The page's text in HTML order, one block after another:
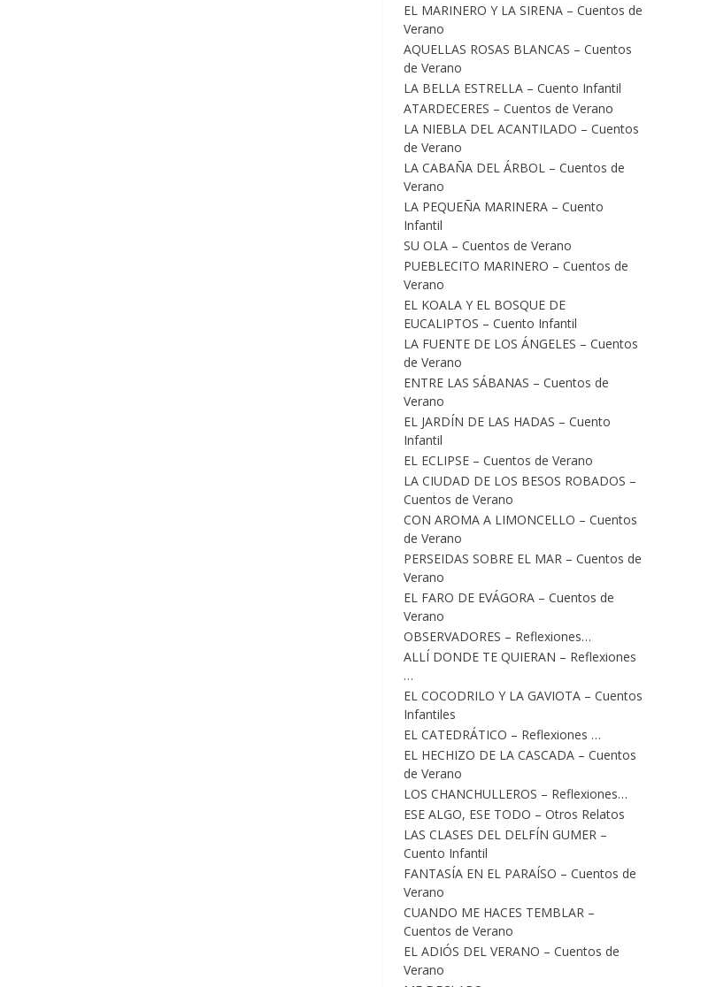
EL MARINERO Y LA SIRENA – Cuentos de
Verano
AQUELLAS ROSAS BLANCAS – Cuentos
de Verano
LA BELLA ESTRELLA – Cuento Infantil
ATARDECERES – Cuentos de Verano
LA NIEBLA DEL ACANTILADO – Cuentos
de Verano
LA CABAÑA DEL ÁRBOL – Cuentos de
Verano
LA PEQUEÑA MARINERA – Cuento
Infantil
SU OLA – Cuentos de Verano
PUEBLECITO MARINERO – Cuentos de
Verano
EL KOALA Y EL BOSQUE DE
EUCALIPTOS – Cuento Infantil
LA FUENTE DE LOS ÁNGELES – Cuentos
de Verano
ENTRE LAS SÁBANAS – Cuentos de
Verano
EL JARDÍN DE LAS HADAS – Cuento
Infantil
EL ECLIPSE – Cuentos de Verano
LA CIUDAD DE LOS BESOS ROBADOS –
Cuentos de Verano
CON AROMA A LIMONCELLO – Cuentos
de Verano
PERSEIDAS SOBRE EL MAR – Cuentos de
Verano
EL FARO DE EVÁGORA – Cuentos de
Verano
OBSERVADORES – Reflexiones…
ALLÍ DONDE TE QUIERAN – Reflexiones
…
EL COCODRILO Y LA GAVIOTA – Cuentos
Infantiles
EL CATEDRÁTICO – Reflexiones …
EL HECHIZO DE LA CASCADA – Cuentos
de Verano
LOS CHANCHULLEROS – Reflexiones…
ESE ALGO, ESE TODO – Otros Relatos
LAS CLASES DEL DELFÍN GUMER –
Cuento Infantil
FANTASÍA EN EL PARAÍSO – Cuentos de
Verano
CUANDO ME HACES TEMBLAR –
Cuentos de Verano
EL ADIÓS DEL VERANO – Cuentos de
Verano